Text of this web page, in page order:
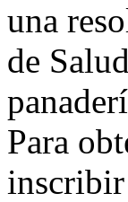
una
de
Para